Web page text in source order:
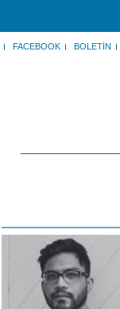
FACEBOOK BOLETÍN